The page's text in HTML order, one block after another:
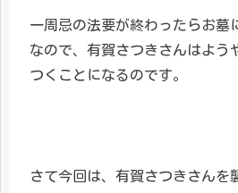
一周忌の法要が終わったらお墓
なので、有賀さつきさんはよう
つくことになるのです。
さて今回は、有賀さつきさんを